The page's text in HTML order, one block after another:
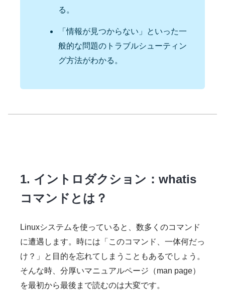
る。
「情報が見つからない」といった一
般的な問題のトラブルシューティン
グ方法がわかる。
1. イントロダクション：whatis
コマンドとは？
Linuxシステムを使っていると、数多くのコマンド
に遭遇します。時には「このコマンド、一体何だっ
け？」と目的を忘れてしまうこともあるでしょう。
そんな時、分厚いマニュアルページ（man page）
を最初から最後まで読むのは大変です。